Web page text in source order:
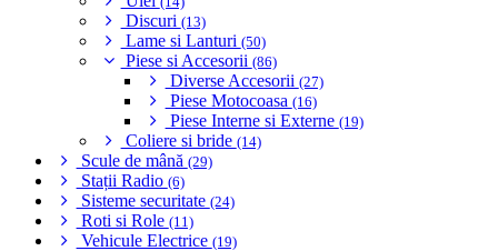
Discuri (13)
Lame si Lanturi (50)
Piese si Accesorii (86)
Diverse Accesorii (27)
Piese Motocoasa (16)
Piese Interne si Externe (19)
Coliere si bride (14)
Scule de mână (29)
Stații Radio (6)
Sisteme securitate (24)
Roti si Role (11)
Vehicule Electrice (19)